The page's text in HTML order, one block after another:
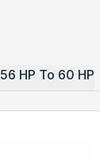
56 HP To 60 HP